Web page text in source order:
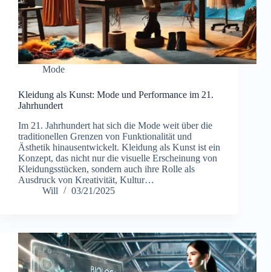
Mode
Kleidung als Kunst: Mode und Performance im 21.
Jahrhundert
Im 21. Jahrhundert hat sich die Mode weit über die
traditionellen Grenzen von Funktionalität und
Ästhetik hinausentwickelt. Kleidung als Kunst ist ein
Konzept, das nicht nur die visuelle Erscheinung von
Kleidungsstücken, sondern auch ihre Rolle als
Ausdruck von Kreativität, Kultur…
Will
03/21/2025